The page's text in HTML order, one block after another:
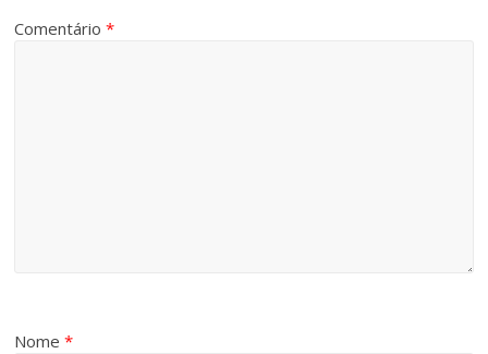
Comentário*
Nome*